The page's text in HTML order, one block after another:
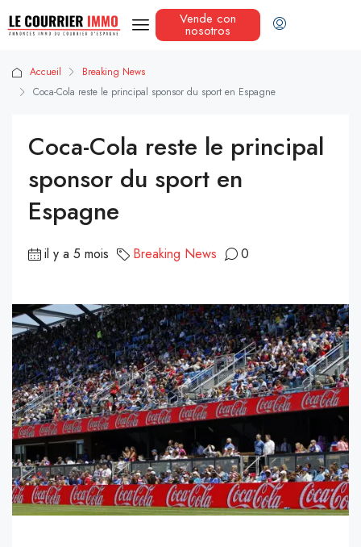
Vende con
nosotros
Accueil
Breaking News
Coca-Cola reste le principal sponsor du sport en Espagne
Coca-Cola reste le principal
sponsor du sport en
Espagne
il y a 5 mois Breaking News 0